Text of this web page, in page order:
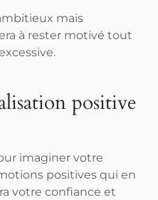
mais
à rester motivé tout
positive
imaginer votre
positives qui en
votre confiance et